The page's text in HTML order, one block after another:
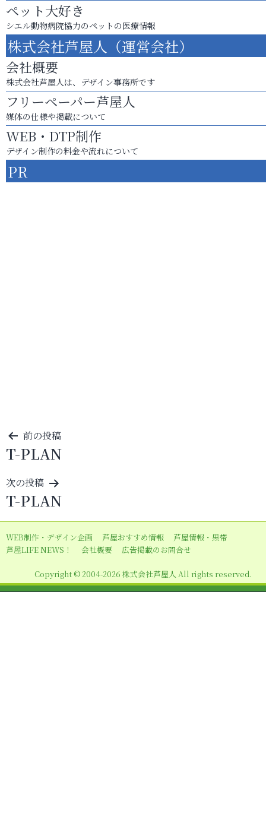
ペット大好き
シエル動物病院協力のペットの医療情報
株式会社芦屋人（運営会社）
会社概要
株式会社芦屋人は、デザイン事務所です
フリーペーパー芦屋人
媒体の仕様や掲載について
WEB・DTP制作
デザイン制作の料金や流れについて
PR
投
稿
ナ
ビ
ゲ
ー
シ
ン
前の投稿
T-PLAN
次の投稿
T-PLAN
WEB制作・デザイン企画 芦屋おすすめ情報
芦屋情報・黒帯
芦屋LIFE NEWS！
会社概要 広告掲載のお問合せ
Copyright © 2004-2026 株式会社芦屋人 All rights reserved.